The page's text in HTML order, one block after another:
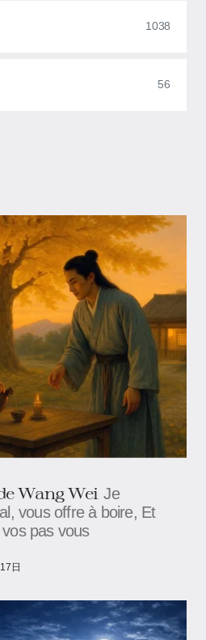
1038
56
Wang Wei Je
vous offre à boire, Et
pas vous
日